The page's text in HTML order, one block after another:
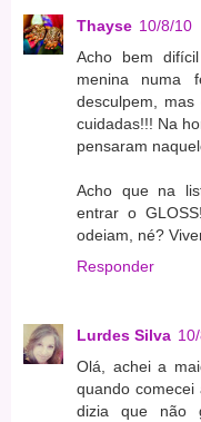
Thayse 10/8/10
Acho bem
menina numa
desculpem,
cuidadas!!! Na
pensaram
Acho que na
entrar o
odeiam, né?
Responder
Lurdes Silva
Olá, achei a
quando
dizia que não